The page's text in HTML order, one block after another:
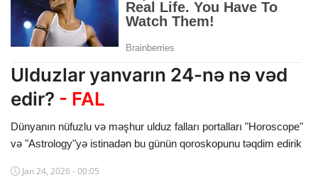
Hadisə
Dünya
Cəmiyyət
İdman
Kriminal
Mövqe
Ulduzlar yanvarın 24-nə nə vəd
edir? - FAL
Dünyanın nüfuzlu və məşhur ulduz falları portalları "Horoscope"
və "Astrology"yə istinadən bu günün qoroskopunu təqdim edirik
Jan 24, 2026 - 00:05